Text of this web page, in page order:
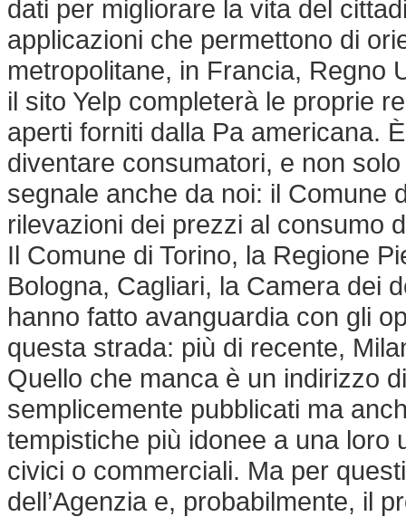
dati per migliorare la vita del
applicazioni che permettono di
metropolitane, in Francia, Regno
il sito Yelp completerà le proprie
aperti forniti dalla Pa americana.
diventare consumatori, e non
segnale anche da noi: il Comune
rilevazioni dei prezzi al consumo
Il Comune di Torino, la Regione
Bologna, Cagliari, la Camera dei
hanno fatto avanguardia con gli
questa strada: più di recente,
Quello che manca è un indirizzo
semplicemente pubblicati ma
tempistiche più idonee a una loro
civici o commerciali. Ma per
dell’Agenzia e, probabilmente, il